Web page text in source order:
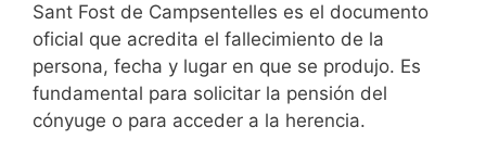
Sant Fost de Campsentelles es el documento
oficial que acredita el fallecimiento de la
persona, fecha y lugar en que se produjo. Es
fundamental para solicitar la pensión del
cónyuge o para acceder a la herencia.